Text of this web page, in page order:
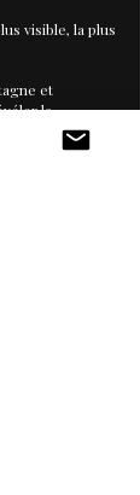
visible, la plus
et
la
sensible, du